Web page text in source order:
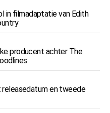
in filmadaptatie van Edith
producent achter The
releasedatum en tweede